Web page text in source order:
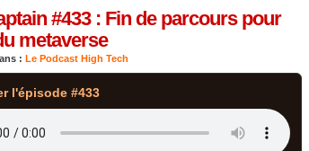
#433 : Fin de parcours pour
metaverse
: Le Podcast High Tech
l'épisode #433